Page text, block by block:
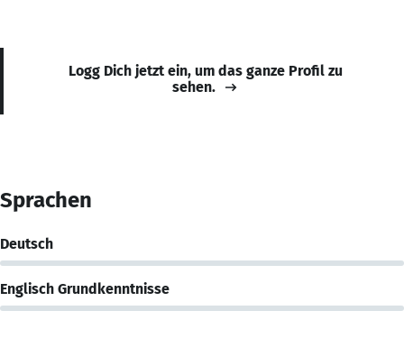
Logg Dich jetzt ein, um das ganze Profil zu
sehen.
Sprachen
Deutsch
Englisch Grundkenntnisse